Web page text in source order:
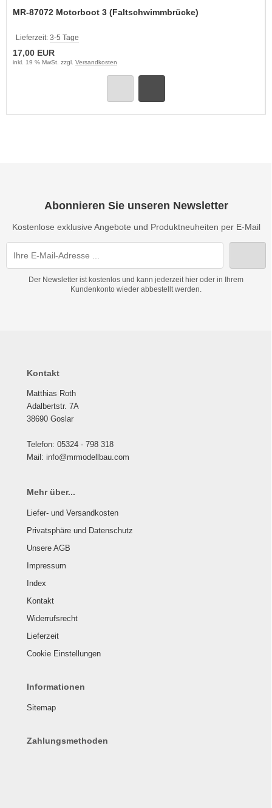
MR-87072 Motorboot 3 (Faltschwimmbrücke)
Lieferzeit: 3-5 Tage
17,00 EUR
inkl. 19 % MwSt. zzgl. Versandkosten
Abonnieren Sie unseren Newsletter
Kostenlose exklusive Angebote und Produktneuheiten per E-Mail
Der Newsletter ist kostenlos und kann jederzeit hier oder in Ihrem
Kundenkonto wieder abbestellt werden.
Kontakt
Matthias Roth
Adalbertstr. 7A
38690 Goslar
Telefon: 05324 - 798 318
Mail: info@mrmodellbau.com
Mehr über...
Liefer- und Versandkosten
Privatsphäre und Datenschutz
Unsere AGB
Impressum
Index
Kontakt
Widerrufsrecht
Lieferzeit
Cookie Einstellungen
Informationen
Sitemap
Zahlungsmethoden